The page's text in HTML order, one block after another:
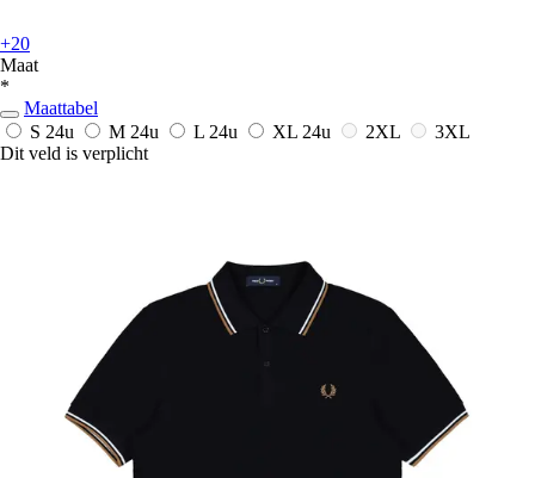
+20
Maat
*
Maattabel
S 24u M 24u L 24u XL 24u 2XL
3XL
Dit veld is verplicht